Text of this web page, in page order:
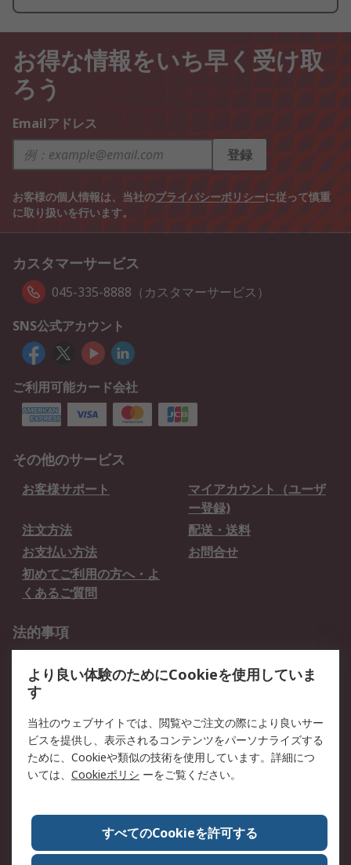
お得な情報をいち早く受け取
ろう
Emailアドレス
登録
お客様の個人情報は、当社のプライバシーポリシーに従って慎重
に取り扱いを行います。
カスタマーサービス
045-335-8888（カスタマーサービス）
SNS公式アカウント
ご利用可能カード会社
その他のサービス
お客様サポート
マイアカウント（ユーザ
ー登録)
注文方法
配送・送料
お支払い方法
お問合せ
初めてご利用の方へ・よ
くあるご質問
法的事項
クッキーポリシー
RSについて
会社概要
採用情報
プレスリリース＆お知ら
コーポレートサイト
全世界のRS
RSの歴史
ESGへの取り組み（英語）
認証について
より良い体験のためにCookieを使用していま
す
当社のウェブサイトでは、閲覧やご注文の際により良いサー
ビスを提供し、表示されるコンテンツをパーソナライズする
ために、Cookieや類似の技術を使用しています。詳細につ
いては、 Cookieポリシ ーをご覧ください。
すべてのCookieを許可する